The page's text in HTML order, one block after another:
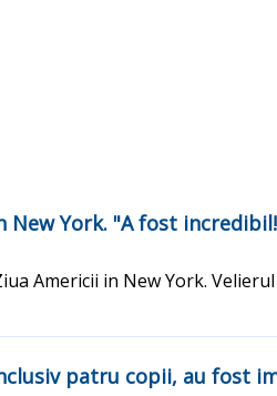
New York. "A fost
Americii in New York.
patru copii, au fost